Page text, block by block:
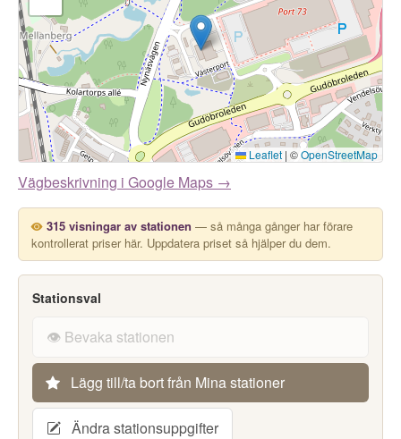
Leaflet | ©OpenStreetMap
Vägbeskrivning i Google Maps →
315 visningar av stationen — så många gånger har förare
kontrollerat priser här. Uppdatera priset så hjälper du dem.
Stationsval
👁️ Bevaka stationen
Lägg till/ta bort från Mina stationer
Ändra stationsuppgifter